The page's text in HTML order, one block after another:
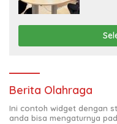
Berita Olahraga
Ini contoh widget dengan
anda bisa mengaturnya